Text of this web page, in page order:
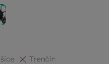
Trenčín